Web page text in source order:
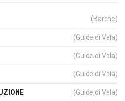
(Barche)
(Guide di Vela)
(Guide di Vela)
(Guide di Vela)
(Guide di Vela)